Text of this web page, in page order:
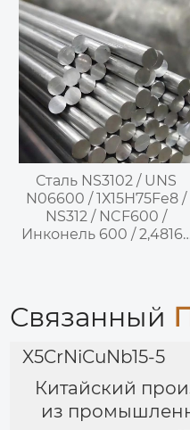
Сталь NS3102 / UNS
N06600 / 1Х15Н75Fe8 /
NS312 / NCF600 /
Инконель 600 / 2,4816
коррозионностойкий
сплав
Связанный
X5CrNiCuNb15-5
Китайский
из